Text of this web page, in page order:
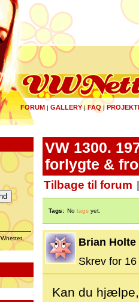
FORUM | GALLERY|FAQ |
VW 1300.
forlygte &
Tilbage til forum
Tags: No tags yet.
Brian Holte
Skrev for
Kan du